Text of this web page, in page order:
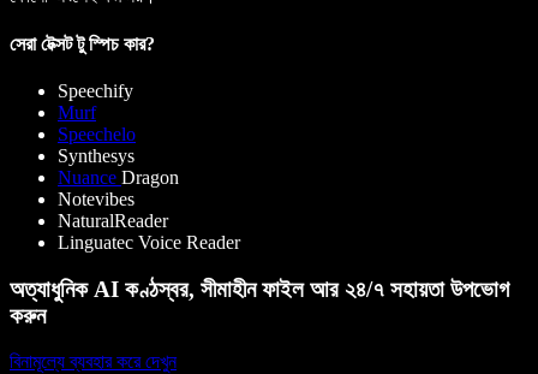
সেরা টেক্সট টু স্পিচ কার?
Speechify
Murf
Speechelo
Synthesys
Nuance Dragon
Notevibes
NaturalReader
Linguatec Voice Reader
অত্যাধুনিক AI কণ্ঠস্বর, সীমাহীন ফাইল আর ২৪/৭ সহায়তা উপভোগ
করুন
বিনামূল্যে ব্যবহার করে দেখুন